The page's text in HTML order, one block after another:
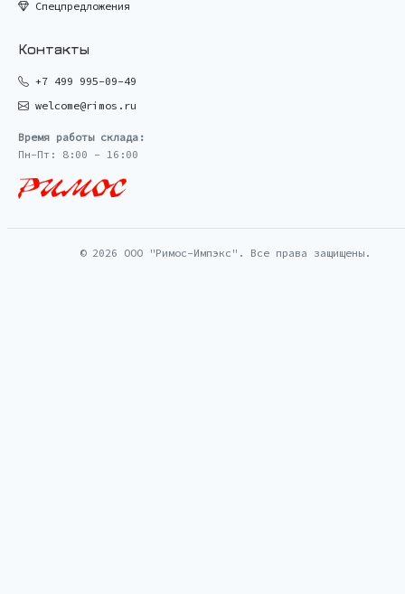
Спецпредложения
Контакты
+7 499 995-09-49
welcome@rimos.ru
Время работы склада:
Пн-Пт: 8:00 - 16:00
© 2026 ООО "Римос-Импэкс". Все права защищены.